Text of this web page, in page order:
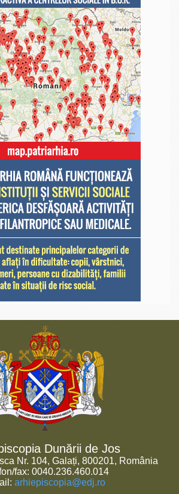
Dunării de Jos
Nr. 104, Galați, 800201, România
fax: 0040.236.460.014
arhiepiscopia@edj.ro